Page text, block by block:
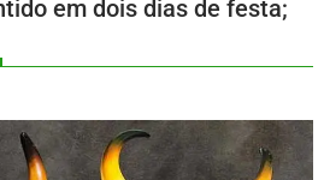
em dois dias de festa;